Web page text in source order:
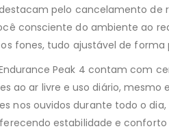
destacam pelo cancelamento
consciente do ambiente ao
fones, tudo ajustável de forma
Peak 4 contam com
ao ar livre e uso diário,
nos ouvidos durante todo o
estabilidade e